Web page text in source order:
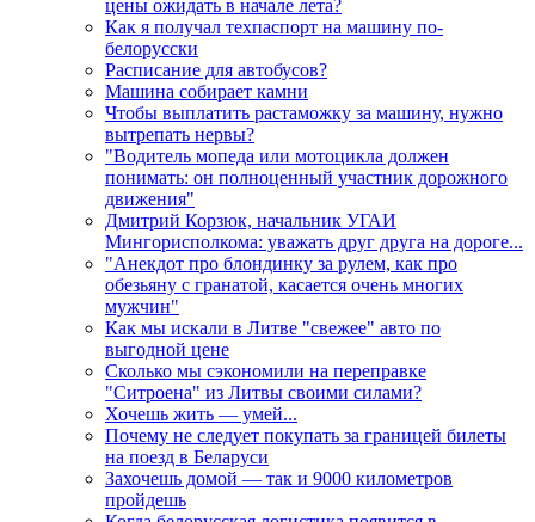
цены ожидать в начале лета?
Как я получал техпаспорт на машину по-
белорусски
Расписание для автобусов?
Машина собирает камни
Чтобы выплатить растаможку за машину, нужно
вытрепать нервы?
"Водитель мопеда или мотоцикла должен
понимать: он полноценный участник дорожного
движения"
Дмитрий Корзюк, начальник УГАИ
Мингорисполкома: уважать друг друга на дороге...
"Анекдот про блондинку за рулем, как про
обезьяну с гранатой, касается очень многих
мужчин"
Как мы искали в Литве "свежее" авто по
выгодной цене
Сколько мы сэкономили на переправке
"Ситроена" из Литвы своими силами?
Хочешь жить — умей...
Почему не следует покупать за границей билеты
на поезд в Беларуси
Захочешь домой — так и 9000 километров
пройдешь